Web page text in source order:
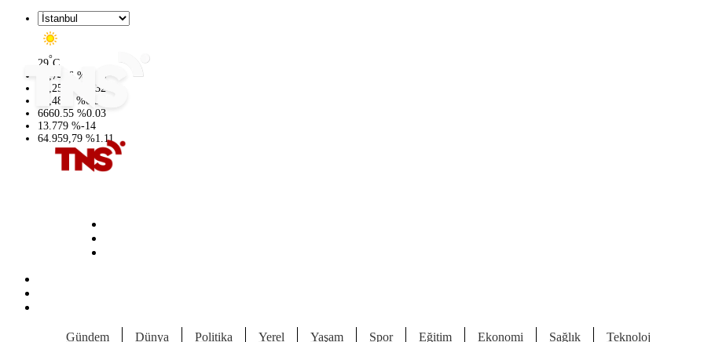
29°C
47,7436 %
0.18
55,2510
0.32
64,4811
%0.38
6660.55 %0.03
13.779 %-14
64.959,79 %1.11
Gündem Dünya Politika Yerel Yaşam Spor Eğitim Ekonomi Sağlık Teknoloji